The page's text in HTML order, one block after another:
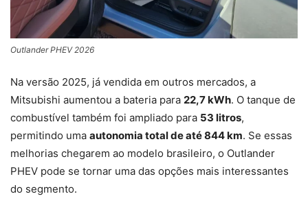
Outlander PHEV 2026
Na versão 2025, já vendida em outros mercados, a
Mitsubishi aumentou a bateria para 22,7 kWh. O tanque de
combustível também foi ampliado para 53 litros,
permitindo uma autonomia total de até 844 km. Se essas
melhorias chegarem ao modelo brasileiro, o Outlander
PHEV pode se tornar uma das opções mais interessantes
do segmento.